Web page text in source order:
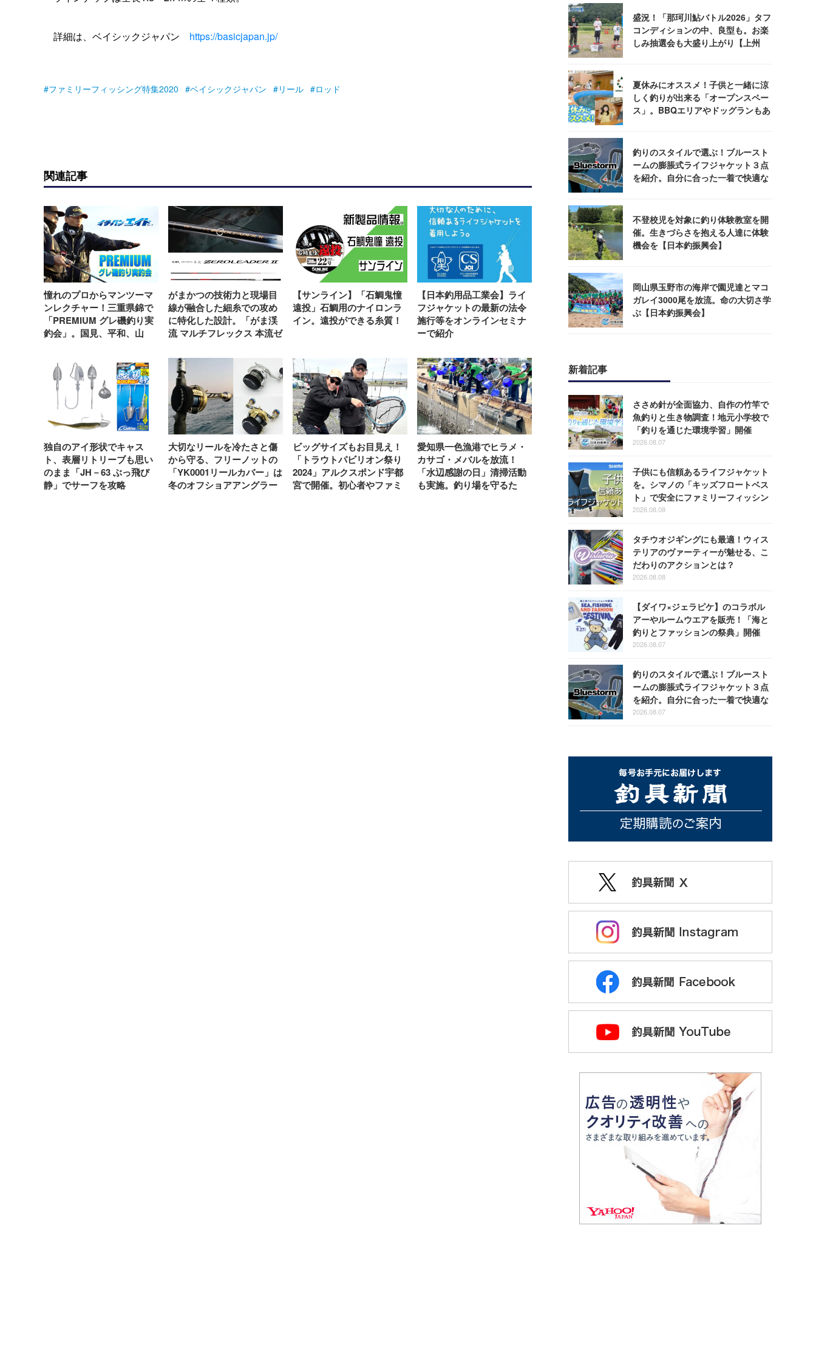
詳細は、ベイシックジャパン https://basicjapan.jp/
ファミリーフィッシング特集2020 ベイシックジャパン リール ロッド
関連記事
憧れのプロからマンツーマ
ンレクチャー！三重県錦で
「PREMIUM グレ磯釣り実
釣会」。国見、平和、山
がまかつの技術力と現場目
線が融合した細糸での攻め
に特化した設計。「がま渓
流 マルチフレックス 本流ゼ
【サンライン】「石鯛鬼憧
遠投」石鯛用のナイロンラ
イン。遠投ができる糸質！
【日本釣用品工業会】ライ
フジャケットの最新の法令
施行等をオンラインセミナ
ーで紹介
独自のアイ形状でキャス
ト、表層リトリーブも思い
のまま「JH－63 ぶっ飛び
静」でサーフを攻略
大切なリールを冷たさと傷
から守る、フリーノットの
「YK0001リールカバー」は
冬のオフショアアングラー
ビッグサイズもお目見え！
「トラウトパビリオン祭り
2024」アルクスポンド宇都
宮で開催。初心者やファミ
愛知県一色漁港でヒラメ・
カサゴ・メバルを放流！
「水辺感謝の日」清掃活動
も実施。釣り場を守るた
盛況！「那珂川鮎バトル2026」タフ
コンディションの中、良型も。お楽
しみ抽選会も大盛り上がり【上州
夏休みにオススメ！子供と一緒に涼
しく釣りが出来る「オープンスペー
ス」。BBQエリアやドッグランもあ
釣りのスタイルで選ぶ！ブルースト
ームの膨脹式ライフジャケット３点
を紹介。自分に合った一着で快適な
不登校児を対象に釣り体験教室を開
催。生きづらさを抱える人達に体験
機会を【日本釣振興会】
岡山県玉野市の海岸で園児達とマコ
ガレイ3000尾を放流。命の大切さ学
ぶ【日本釣振興会】
新着記事
ささめ針が全面協力、自作の竹竿で
魚釣りと生き物調査！地元小学校で
「釣りを通じた環境学習」開催
2026.08.07
子供にも信頼あるライフジャケット
を。シマノの「キッズフロートベス
ト」で安全にファミリーフィッシン
グを楽しもう！
2026.08.08
タチウオジギングにも最適！ウィス
テリアのヴァーティーが魅せる、こ
だわりのアクションとは？
2026.08.08
【ダイワ×ジェラピケ】のコラボル
アーやルームウエアを販売！「海と
釣りとファッションの祭典」開催
2026.08.07
釣りのスタイルで選ぶ！ブルースト
ームの膨脹式ライフジャケット３点
を紹介。自分に合った一着で快適な
釣りを
2026.08.07